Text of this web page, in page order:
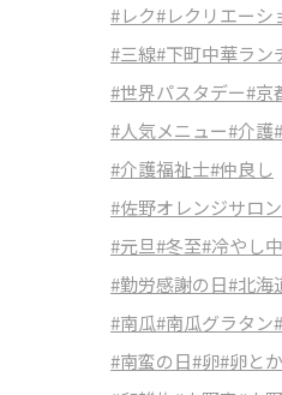
#レク#レクリエーシ
#三線#下町中華ラン
#世界パスタデー#京
#人気メニュー#介護
#介護福祉士#仲良し
#佐野オレンジサロン
#元旦#冬至#冷やし
#勤労感謝の日#北海
#南瓜#南瓜グラタン
#南蛮の日#卵#卵と